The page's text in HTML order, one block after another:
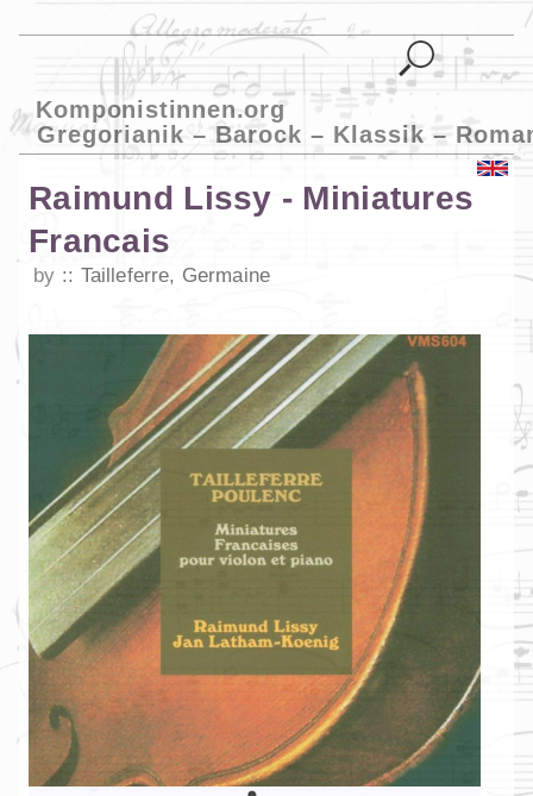
Komponistinnen.org
Gregorianik – Barock – Klassik –
Raimund Lissy - Miniatures
Francais
by Tailleferre, Germaine